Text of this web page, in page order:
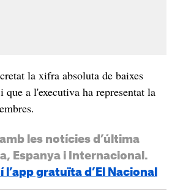
la xifra absoluta de baixes
que a l'executiva ha representat la
les notícies d’última
Espanya i Internacional.
l’app gratuïta d’El Nacional